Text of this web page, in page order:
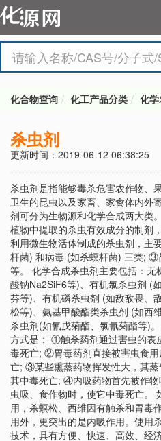
化合物查询 化工产品分类 化
杀虫剂
更新时间：2019-06-12 06:38:25
杀虫剂是指能够毒杀危害农作物、
卫生的昆虫以及家畜、家禽体内外
剂可分为生物源和化学合成两大
植物中提取的杀虫有效成分的制
利用微生物活体制成的杀虫剂，主
杆菌) 和病毒 (如杀螟杆菌) 三类;
等。 化学合成杀虫剂主要包括：
酸钠Na2SiF6等)、有机氯杀虫剂 (
芬等)、有机磷杀虫剂 (如敌敌畏、
松等)、氨基甲酸酯类杀虫剂 (如西
杀虫剂(如氰戊菊酯、氯氰菊酯等)
方式是： ①触杀药剂通过害虫的表
毒死亡; ②胃毒药剂直接被害虫食
亡; ③某些熏蒸药物挥发性大，其
其中毒死亡; ④内吸药物首先被作
虫吸、食作物时，使它中毒死亡。
用，杀螟松、西维因有触杀和胃毒
用外，更突出的是内吸作用。使用
技术，具有方便、快速、高效、经